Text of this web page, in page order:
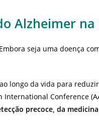
Alzheimer
seja uma doença
longo da vida para
Conference
precoce, da